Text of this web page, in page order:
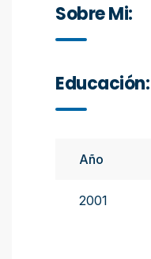
Sobre Mi:
Educación:
Año
2001